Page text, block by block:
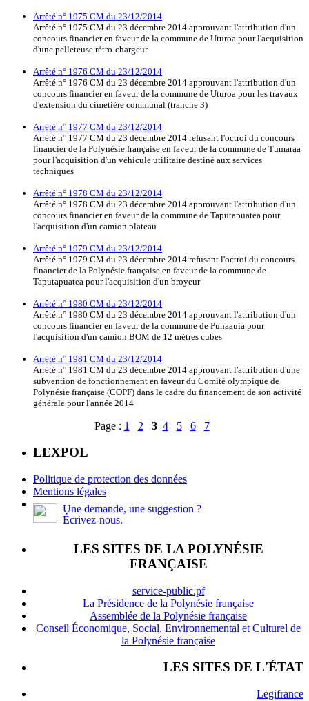
Arrêté n° 1975 CM du 23/12/2014
Arrêté n° 1975 CM du 23 décembre 2014 approuvant l'attribution d'un
concours financier en faveur de la commune de Uturoa pour l'acquisition
d'une pelleteuse rétro-chargeur
Arrêté n° 1976 CM du 23/12/2014
Arrêté n° 1976 CM du 23 décembre 2014 approuvant l'attribution d'un
concours financier en faveur de la commune de Uturoa pour les travaux
d'extension du cimetière communal (tranche 3)
Arrêté n° 1977 CM du 23/12/2014
Arrêté n° 1977 CM du 23 décembre 2014 refusant l'octroi du concours
financier de la Polynésie française en faveur de la commune de Tumaraa
pour l'acquisition d'un véhicule utilitaire destiné aux services
techniques
Arrêté n° 1978 CM du 23/12/2014
Arrêté n° 1978 CM du 23 décembre 2014 approuvant l'attribution d'un
concours financier en faveur de la commune de Taputapuatea pour
l'acquisition d'un camion plateau
Arrêté n° 1979 CM du 23/12/2014
Arrêté n° 1979 CM du 23 décembre 2014 refusant l'octroi du concours
financier de la Polynésie française en faveur de la commune de
Taputapuatea pour l'acquisition d'un broyeur
Arrêté n° 1980 CM du 23/12/2014
Arrêté n° 1980 CM du 23 décembre 2014 approuvant l'attribution d'un
concours financier en faveur de la commune de Punaauia pour
l'acquisition d'un camion BOM de 12 mètres cubes
Arrêté n° 1981 CM du 23/12/2014
Arrêté n° 1981 CM du 23 décembre 2014 approuvant l'attribution d'une
subvention de fonctionnement en faveur du Comité olympique de
Polynésie française (COPF) dans le cadre du financement de son activité
générale pour l'année 2014
Page : 1 2 3 4 5 6 7
LEXPOL
Politique de protection des données
Mentions légales
Une demande, une suggestion ?
Écrivez-nous.
LES SITES DE LA POLYNÉSIE
FRANÇAISE
service-public.pf
La Présidence de la Polynésie française
Assemblée de la Polynésie française
Conseil Économique, Social, Environnemental et Culturel de
la Polynésie française
LES SITES DE L'ÉTAT
Legifrance